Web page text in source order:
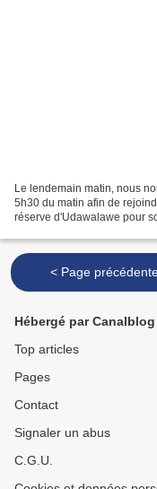
Le lendemain matin, nous
5h30 du matin afin de
réserve d'Udawalawe pour
< Page
Hébergé par Canalblog
Top articles
Pages
Contact
Signaler un abus
C.G.U.